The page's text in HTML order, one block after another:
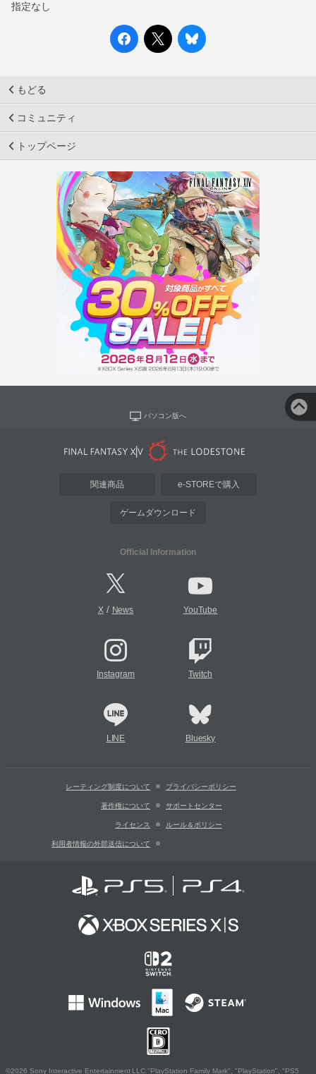
指定なし
もどる
コミュニティ
トップページ
パソコン版へ
関連商品 e-STOREで購入
ゲームダウンロード
Official Information
X/ News YouTube
Instagram Twitch
LINE Bluesky
レーティング制度について プライバシーポリシー
著作権について サポートセンター
ライセンス ルール＆ポリシー
利用者情報の外部送信について
©2026 Sony Interactive Entertainment LLC."PlayStation Family Mark", "PlayStation", "PS5